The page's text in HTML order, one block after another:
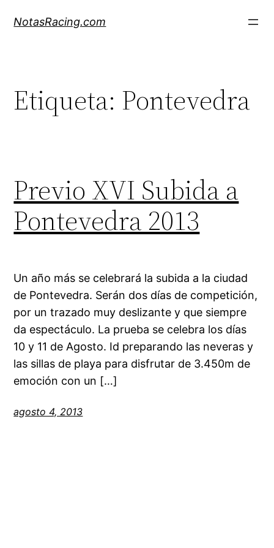
NotasRacing.com
Etiqueta: Pontevedra
Previo XVI Subida a
Pontevedra 2013
Un año más se celebrará la subida a la ciudad
de Pontevedra. Serán dos días de competición,
por un trazado muy deslizante y que siempre
da espectáculo. La prueba se celebra los días
10 y 11 de Agosto. Id preparando las neveras y
las sillas de playa para disfrutar de 3.450m de
emoción con un […]
agosto 4, 2013